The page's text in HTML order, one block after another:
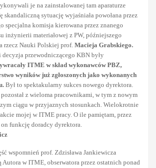
je na zainstalowanej tam aparaturze
skandaliczną sytuację wyjaśniała powołana przez
specjalna komisja kierowana przez znanego
inżynierii materiałowej z PW, późniejszego
rzecz Nauki Polskiej prof. Macieja Grabskiego.
przewodniczącego KBN były
ITME w skład wykonawców PBZ,
wyników już zgłoszonych jako wykonanych
Był to spektakularny sukces nowego dyrektora.
z wieloma pracownikami, w tym z nowym
ciągu w przyjaznych stosunkach. Wielokrotnie
mojej w ITME pracy. O ile pamiętam, przez
on funkcję doradcy dyrektora.
wspomnień prof. Zdzisława Jankiewicza
Autora w ITME, obserwatora przez ostatnich ponad